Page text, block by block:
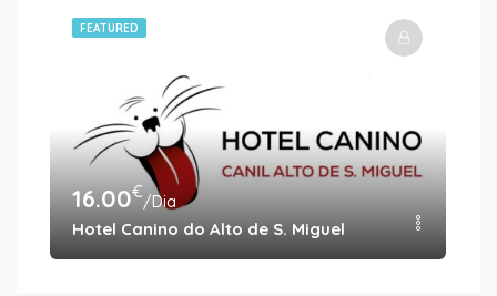
FEATURED
16.00€/Dia
Hotel Canino do Alto de S. Miguel